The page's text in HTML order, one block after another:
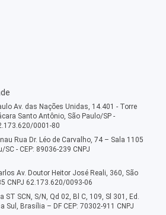
Av. das Nações Unidas, 14.401 - Torre
Santo Antônio, São Paulo/SP -
0001-80
Rua Dr. Léo de Carvalho, 74 – Sala 1105
- CEP: 89036-239 CNPJ
Av. Doutor Heitor José Reali, 360, São
CNPJ 62.173.620/0093-06
ST SCN, S/N, Qd 02, Bl C, 109, Sl 301, Ed.
Sul, Brasília – DF CEP: 70302-911 CNPJ